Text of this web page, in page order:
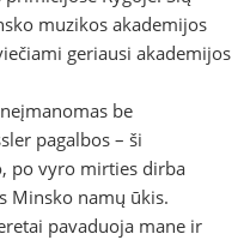
muzikos akademijos
geriausi akademijos
be
pagalbos – ši
po vyro mirties dirba
Minsko namų ūkis.
pavaduoja mane ir